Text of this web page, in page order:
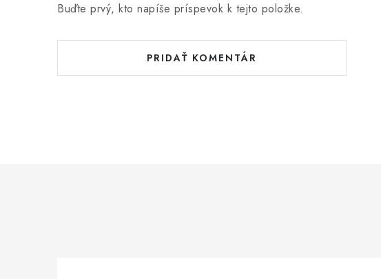
Buďte prvý, kto napíše príspevok k tejto položke.
PRIDAŤ KOMENTÁR